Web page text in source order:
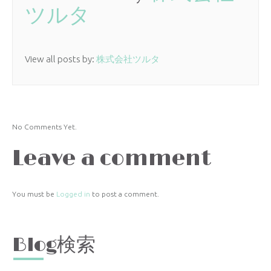
ツルタ
View all posts by: 株式会社ツルタ
No Comments Yet.
Leave a comment
You must be Logged in to post a comment.
Blog検索